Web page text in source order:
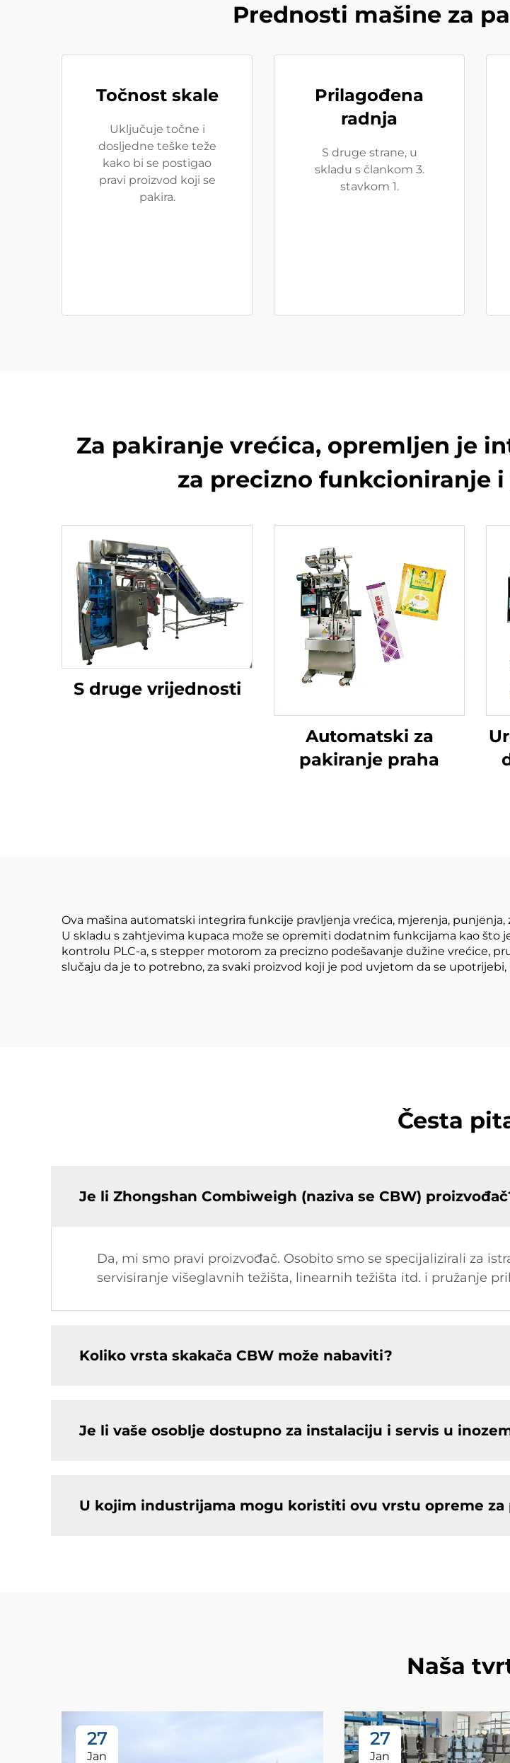
Prednosti mašine za
Točnost skale
Uključuje točne i
dosljedne teške teže
kako bi se postigao
pravi proizvod koji se
pakira.
Prilagođena
radnja
S druge strane, u
skladu s člankom 3.
stavkom 1.
Za pakiranje vrećica, opremljen je
za precizno funkcioniranje
S druge vrijednosti
Automatski za
pakiranje praha
Ova mašina automatski integrira funkcije pravljenja vrećica, mjerenja,
U skladu s zahtjevima kupaca može se opremiti dodatnim funkcijama kao što
kontrolu PLC-a, s stepper motorom za precizno podešavanje dužine vrećice,
slučaju da je to potrebno, za svaki proizvod koji je pod uvjetom da se
Česta
Je li Zhongshan Combiweigh (naziva se CBW)
Da, mi smo pravi proizvođač. Osobito smo se specijalizirali za
servisiranje višeglavnih težišta, linearnih težišta itd. i pružanje
Koliko vrsta skakača CBW može nabaviti?
Je li vaše osoblje dostupno za instalaciju i servis u
U kojim industrijama mogu koristiti ovu vrstu opreme za
Naša
27
Jan
27
Jan